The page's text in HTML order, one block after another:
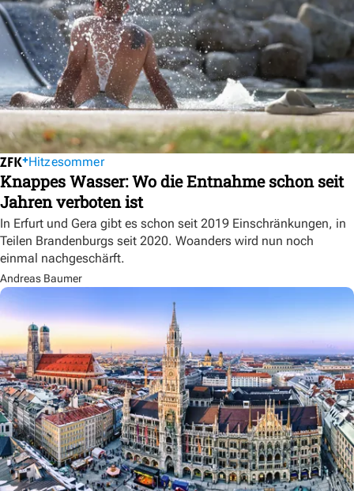
Hitzesommer
Knappes Wasser: Wo die Entnahme schon seit
Jahren verboten ist
In Erfurt und Gera gibt es schon seit 2019 Einschränkungen, in
Teilen Brandenburgs seit 2020. Woanders wird nun noch
einmal nachgeschärft.
Andreas Baumer